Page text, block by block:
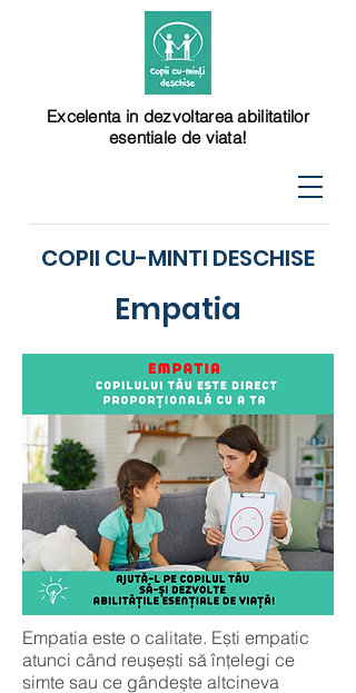
COPII CU-MINTI DESCHISE
Excelenta in dezvoltarea abilitatilor
esentiale de viata!
Empatia
Empatia este o calitate. Ești empatic
atunci când reușești să înțelegi ce
simte sau ce gândește altcineva